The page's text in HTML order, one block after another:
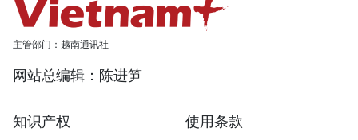
主管部门：越南通讯社
网站总编辑：陈进笋
知识产权
使用条款